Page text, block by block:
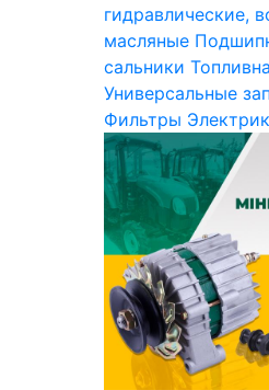
гидравлические,
масляные
сальники
Универсальные
Фильтры